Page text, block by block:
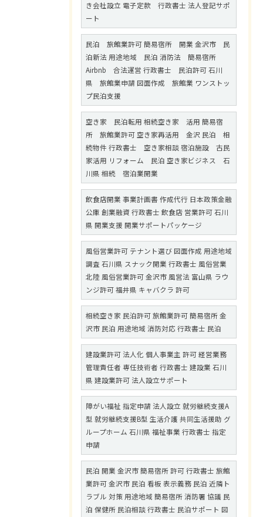
き会社設立 電子定款 行政書士 法人登記サポ
ート
民泊 旅館業許可 簡易宿所 開業 金沢市 民
泊新法 用途地域 民泊 消防法 簡易宿所
Airbnb 合法運営 行政書士 民泊許可 石川
県 旅館業申請 図面作成 旅館業 ワンストッ
プ民泊支援
空き家 民泊転用 相続空き家 活用 簡易宿
所 旅館業許可 空き家再活用 金沢 民泊 相
続物件 行政書士 空き家相談 宿泊施設 古民
家活用 リフォーム 民泊 空き家ビジネス 石
川県 相続 宿泊業開業
飲食店開業 事業計画書 作成代行 日本政策金融
公庫 創業融資 行政書士 飲食店 営業許可 石川
県 開業支援 開業サポートパッケージ
風俗営業許可 テナント選び 図面作成 用途地域
調査 石川県 スナック開業 行政書士 風俗営業
北陸 風俗営業許可 金沢市 風営法 富山県 ラウ
ンジ許可 福井県 キャバクラ 許可
相続空き家 民泊許可 旅館業許可 簡易宿所 金
沢市 民泊 用途地域 消防対応 行政書士 民泊
建設業許可 法人化 個人事業主 許可 経営業務
管理責任者 専任技術者 行政書士 建設業 石川
県 建設業許可 法人設立サポート
障がい福祉 指定申請 法人設立 就労継続支援A
型 就労継続支援B型 生活介護 共同生活援助 グ
ループホーム 石川県 福祉事業 行政書士 指定
申請
民泊 開業 金沢市 簡易宿所 許可 行政書士 旅館
業許可 金沢市 民泊 看板 表示義務 民泊 近隣ト
ラブル 対策 用途地域 簡易宿所 消防署 協議 民
泊 保健所 民泊相談 行政書士 民泊サポート 図